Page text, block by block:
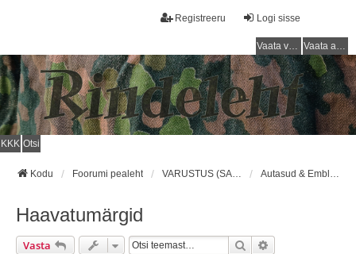
Logi sisse
Registreeru
Vaata vastamata teemasi Vaata aktiivseid teemasid
KKK Otsi
Kodu Foorumi pealeht VARUSTUS (SAKSA SÕJAVÄGI) / EQUIPMENT (GERMAN ARMY) Autasud & Embleemid/Awards & Insignias
Haavatumärgid
Vasta Otsi